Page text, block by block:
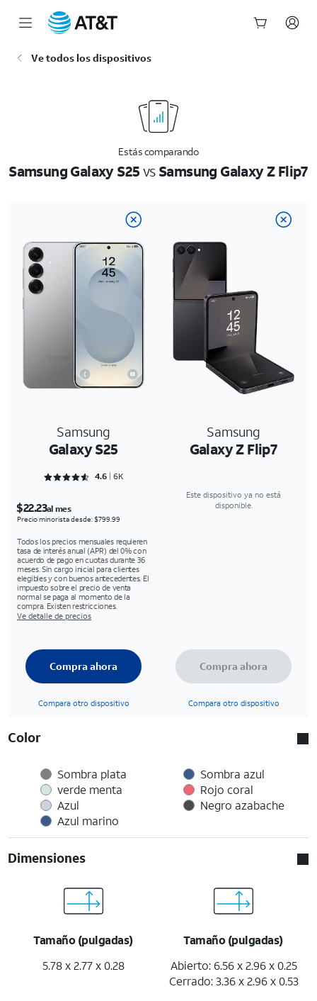
Ve todos los dispositivos
Estás comparando
Samsung Galaxy S25vsSamsung Galaxy Z Flip7
Samsung
Galaxy S25
Samsung
Galaxy Z Flip7
Rated 4.6352 out of 5
4.6 6K
$22.23al mes
Precio minorista desde: $799.99
Todos los precios mensuales requieren
tasa de interés anual (APR) del 0% con
acuerdo de pago en cuotas durante 36
meses. Sin cargo inicial para clientes
elegibles y con buenos antecedentes. El
impuesto sobre el precio de venta
normal se paga al momento de la
compra. Existen restricciones.
Ve detalle de precios
Este dispositivo ya no está
disponible.
Compra ahora
Compara otro dispositivo
Compra ahora
Compara otro dispositivo
Color
Sombra plata
verde menta
Azul
Azul marino
Sombra azul
Rojo coral
Negro azabache
Dimensiones
Tamaño (pulgadas)
5.78 x 2.77 x 0.28
Tamaño (pulgadas)
Abierto: 6.56 x 2.96 x 0.25
Cerrado: 3.36 x 2.96 x 0.53